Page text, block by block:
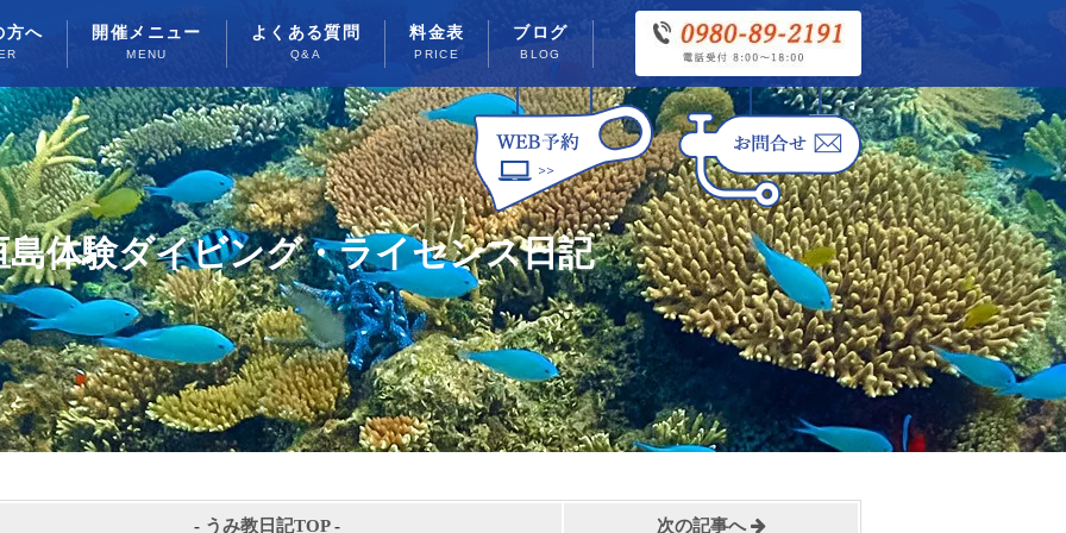
方へ 開催メニュー
MENU
よくある質問
Q&A
料金表
PRICE
ブログ
BLOG
島体験ダイビング・ライセンス日記
- うみ教日記TOP- 次の記事へ